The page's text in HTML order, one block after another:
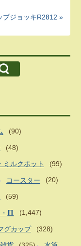
プジョッキR2812 »
(90)
(48)
ミルクポット (99)
コースター (20)
(59)
皿 (1,447)
グカップ (328)